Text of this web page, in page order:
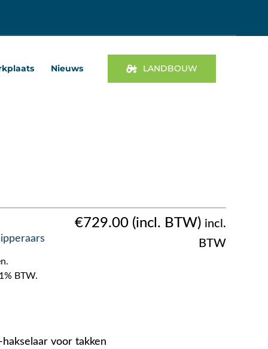
Nieuws LANDBOUW
€729.00
incl.
BTW
BTW.
voor takken